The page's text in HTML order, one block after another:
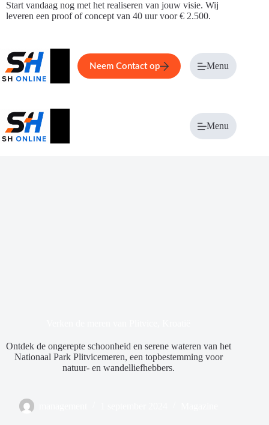
Ga
naar
Start vandaag nog met het realiseren van jouw visie. Wij
leveren een proof of concept van 40 uur voor € 2.500.
Home Service Over ons
Neem Contact op Menu
Menu
Ontdek de ongerepte schoonheid en serene wateren van het
Nationaal Park Plitvicemeren, een topbestemming voor
natuur- en wandelliefhebbers.